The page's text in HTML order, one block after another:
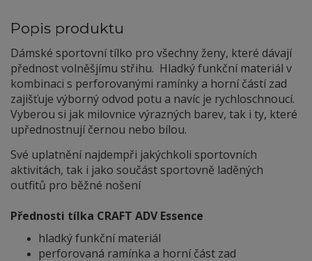
Popis produktu
Dámské sportovní tílko pro všechny ženy, které dávají
přednost volněšjímu střihu. Hladký funkční materiál v
kombinaci s perforovanými ramínky a horní částí zad
zajišťuje výborný odvod potu a navíc je rychloschnoucí.
Vyberou si jak milovnice výrazných barev, tak i ty, které
upřednostnují černou nebo bílou.
Své uplatnění najdempři jakýchkoli sportovních
aktivitách, tak i jako součást sportovně laděných
outfitů pro běžné nošení
Přednosti tílka CRAFT ADV Essence
hladký funkční materiál
perforovaná ramínka a horní část zad